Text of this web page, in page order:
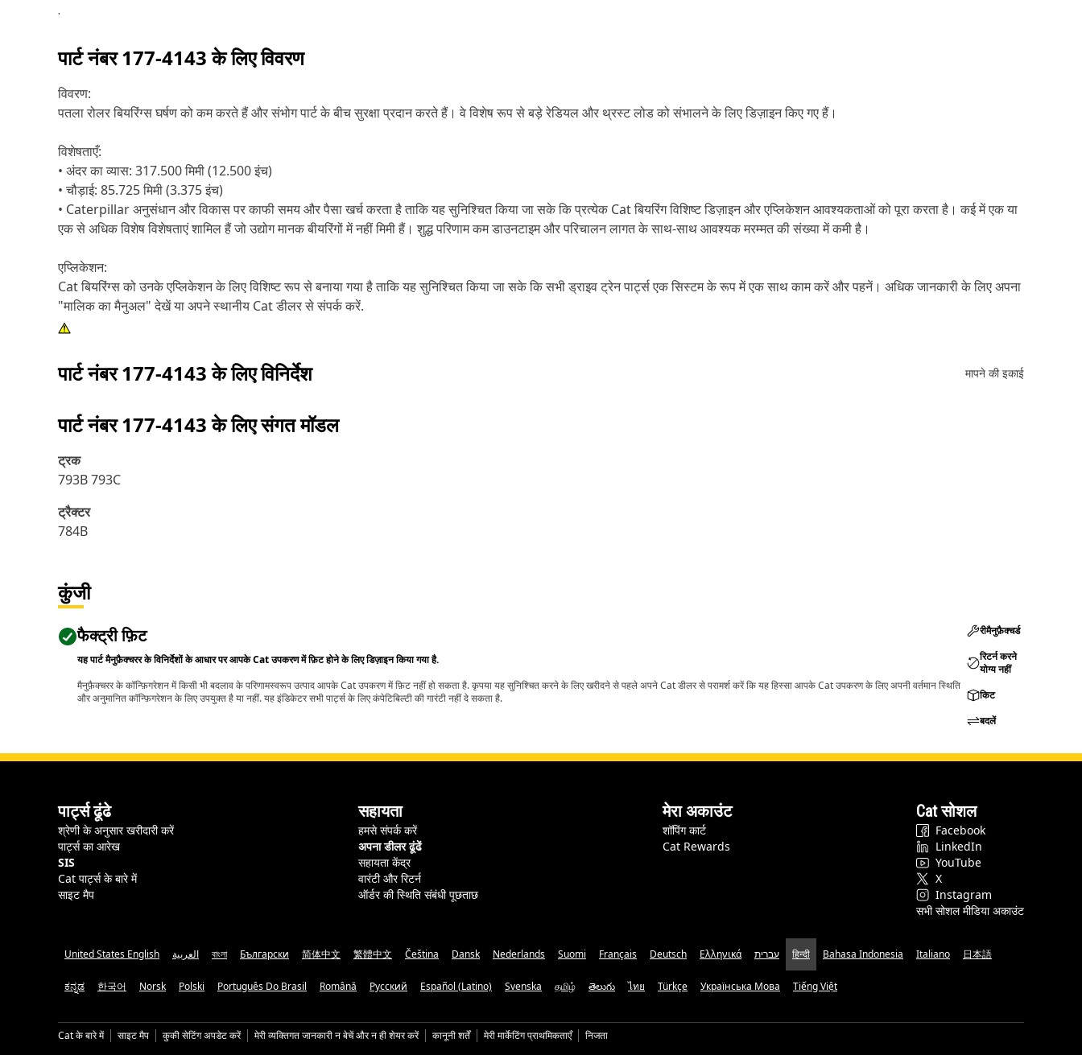
.
पार्ट नंबर177-4143के लिए विवरण
विवरण:
पतला रोलर बियरिंग्स घर्षण को कम करते हैं और संभोग पार्ट के बीच सुरक्षा प्रदान करते हैं। वे विशेष रूप से बड़े रेडियल और थ्रस्ट लोड को संभालने के लिए डिज़ाइन किए गए हैं।
विशेषताएँ:
• अंदर का व्यास: 317.500 मिमी (12.500 इंच)
• चौड़ाई: 85.725 मिमी (3.375 इंच)
• Caterpillar अनुसंधान और विकास पर काफी समय और पैसा खर्च करता है ताकि यह सुनिश्चित किया जा सके कि प्रत्येक Cat बियरिंग विशिष्ट डिज़ाइन और एप्लिकेशन आवश्यकताओं को पूरा करता है। कई में एक या
एक से अधिक विशेष विशेषताएं शामिल हैं जो उद्योग मानक बीयरिंगों में नहीं मिमी हैं। शुद्ध परिणाम कम डाउनटाइम और परिचालन लागत के साथ-साथ आवश्यक मरम्मत की संख्या में कमी है।
एप्लिकेशन:
Cat बियरिंग्स को उनके एप्लिकेशन के लिए विशिष्ट रूप से बनाया गया है ताकि यह सुनिश्चित किया जा सके कि सभी ड्राइव ट्रेन पार्ट्स एक सिस्टम के रूप में एक साथ काम करें और पहनें। अधिक जानकारी के लिए अपना
"मालिक का मैनुअल" देखें या अपने स्थानीय Cat डीलर से संपर्क करें.
पार्ट नंबर177-4143के लिए विनिर्देश मापने की इकाई
पार्ट नंबर177-4143के लिए संगत मॉडल
ट्रक
793B 793C
ट्रैक्टर
784B
कुंजी
फैक्ट्री फ़िट
यह पार्ट मैनुफ़ैक्चरर के विनिर्देशों के आधार पर आपके Cat उपकरण में फ़िट होने के लिए डिज़ाइन किया गया है.
मैनुफ़ैक्चरर के कॉन्फ़िगरेशन में किसी भी बदलाव के परिणामस्वरूप उत्पाद आपके Cat उपकरण में फ़िट नहीं हो सकता है. कृपया यह सुनिश्चित करने के लिए खरीदने से पहले अपने Cat डीलर से परामर्श करें कि यह हिस्सा आपके Cat उपकरण के लिए अपनी वर्तमान स्थिति
और अनुमानित कॉन्फ़िगरेशन के लिए उपयुक्त है या नहीं. यह इंडिकेटर सभी पार्ट्स के लिए कंपेटिबिल्टी की गारंटी नहीं दे सकता है.
रीमैनुफ़ैक्चर्ड
रिटर्न करने
योग्य नहीं
किट
बदलें
पार्ट्स ढूंढे
श्रेणी के अनुसार खरीदारी करें
पार्ट्स का आरेख
SIS
Cat पार्ट्स के बारे में
साइट मैप
सहायता
हमसे संपर्क करें
अपना डीलर ढूंढें
सहायता केंद्र
वारंटी और रिटर्न
ऑर्डर की स्थिति संबंधी पूछताछ
मेरा अकाउंट
शॉपिंग कार्ट
Cat Rewards
Cat सोशल
Facebook
LinkedIn
YouTube
X
Instagram
सभी सोशल मीडिया अकाउंट
United States English العربية বাংলা Български 简体中文 繁體中文 Čeština Dansk Nederlands Suomi Français Deutsch Ελληνικά עברית हिन्दी Bahasa Indonesia Italiano 日本語
ಕನ್ನಡ 한국어 Norsk Polski Português Do Brasil Română Русский Español (Latino) Svenska தமிழ் తెలుగు ไทย Türkçe Українська Мова Tiếng Việt
Cat के बारे में साइट मैप कुकी सेटिंग अपडेट करें मेरी व्यक्तिगत जानकारी न बेचें और न ही शेयर करें कानूनी शर्तें मेरी मार्केटिंग प्राथमिकताएँ निजता